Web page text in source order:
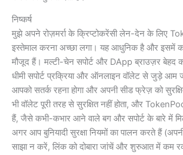
निष्कर्ष
मुझे अपने रोज़मर्रा के क्रिप्टोकरेंसी लेन-देन के लिए
इस्तेमाल करना अच्छा लगा। यह आधुनिक है और इसमें
मौजूद हैं। मल्टी-चेन सपोर्ट और DApp ब्राउज़र बेहद
धीमी सपोर्ट प्रक्रिया और ऑनलाइन वॉलेट से जुड़े आम
आपको सतर्क रहना होगा और अपनी सीड फ्रेज़ को
भी वॉलेट पूरी तरह से सुरक्षित नहीं होता, और
हैं, जैसे कभी-कभार आने वाले बग और सपोर्ट के बारे में
अगर आप बुनियादी सुरक्षा नियमों का पालन करते हैं
साझा न करें, लिंक को दोबारा जांचें और शुरुआत में कम